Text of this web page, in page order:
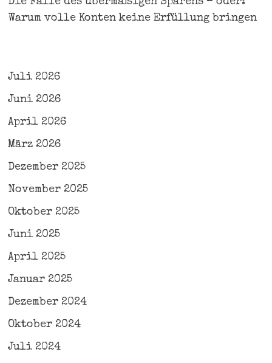
Warum volle Konten keine Erfüllung bringen
Juli 2026
Juni 2026
April 2026
März 2026
Dezember 2025
November 2025
Oktober 2025
Juni 2025
April 2025
Januar 2025
Dezember 2024
Oktober 2024
Juli 2024